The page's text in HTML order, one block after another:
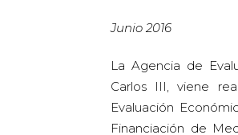
Junio 2016
La Agencia de
Carlos III, viene
Evaluación
Financiación de